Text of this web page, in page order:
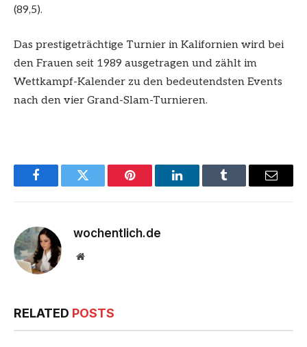
(89,5).
Das prestigeträchtige Turnier in Kalifornien wird bei
den Frauen seit 1989 ausgetragen und zählt im
Wettkampf-Kalender zu den bedeutendsten Events
nach den vier Grand-Slam-Turnieren.
FacebookTwitter Pinterest LinkedInTumblr Email
wochentlich.de
Website
RELATED POSTS